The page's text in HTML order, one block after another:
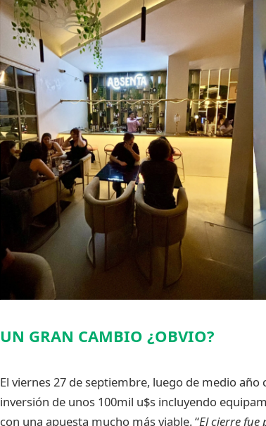
UN GRAN CAMBIO ¿OBVIO?
El viernes 27 de septiembre, luego de medio
inversión de unos 100mil u$s incluyendo
con una apuesta mucho más viable. “El cierre fue